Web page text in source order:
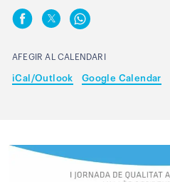
AFEGIR AL CALENDARI
iCal/Outlook Google Calendar